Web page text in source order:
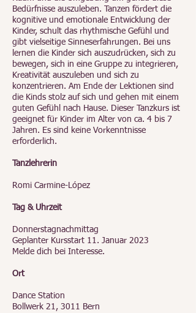
Bedürfnisse auszuleben. Tanzen fördert die
kognitive und emotionale Entwicklung der
Kinder, schult das rhythmische Gefühl und
gibt vielseitige Sinneserfahrungen. Bei uns
lernen die Kinder sich auszudrücken, sich zu
bewegen, sich in eine Gruppe zu integrieren,
Kreativität auszuleben und sich zu
konzentrieren. Am Ende der Lektionen sind
die Kinds stolz auf sich und gehen mit einem
guten Gefühl nach Hause. Dieser Tanzkurs ist
geeignet für Kinder im Alter von ca. 4 bis 7
Jahren. Es sind keine Vorkenntnisse
erforderlich.
Tanzlehrerin
Romi Carmine-López
Tag & Uhrzeit
Donnerstagnachmittag
Geplanter Kursstart 11. Januar 2023
Melde dich bei Interesse.
Ort
Dance Station
Bollwerk 21, 3011 Bern